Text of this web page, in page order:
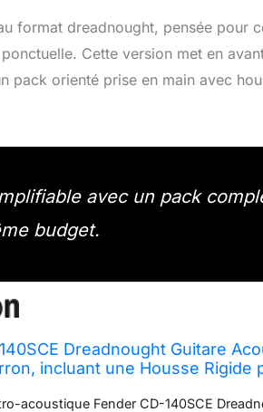
format dreadnought, pensée pour
Cette version met en
pack orienté prise en main avec
avec un pack
budget.
Dreadnought Guitare
incluant une Housse Rigide
acoustique Fender CD-140SCE